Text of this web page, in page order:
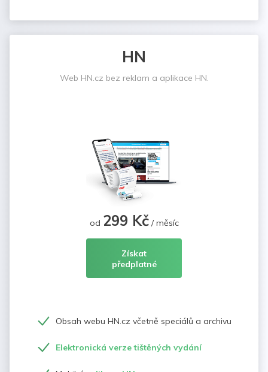
HN
Web HN.cz bez reklam a aplikace HN.
od 299 Kč/ měsíc
Získat
předplatné
Obsah webu HN.cz včetně speciálů a archivu
Elektronická verze tištěných vydání